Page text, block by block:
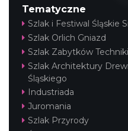
Tematyczne
Szlak i Festiwal Śląskie
Szlak Orlich Gniazd
Szlak Zabytków Techniki
Szlak Architektury
Śląskiego
Industriada
Juromania
Szlak Przyrody